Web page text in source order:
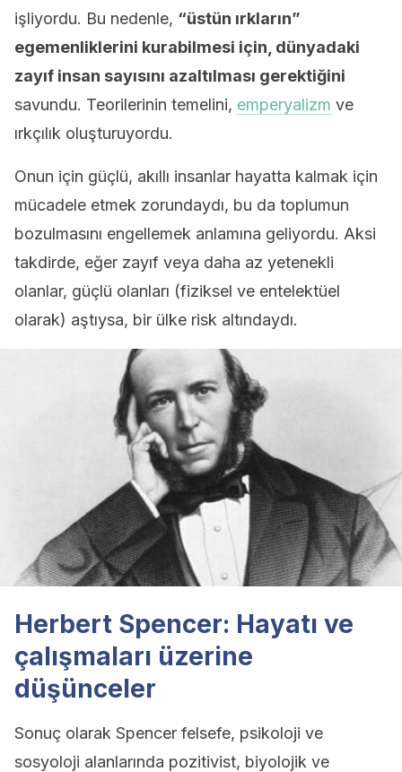
işliyordu. Bu nedenle, “üstün ırkların”
egemenliklerini kurabilmesi için, dünyadaki
zayıf insan sayısını azaltılması gerektiğini
savundu. Teorilerinin temelini, emperyalizm ve
ırkçılık oluşturuyordu.
Onun için güçlü, akıllı insanlar hayatta kalmak için
mücadele etmek zorundaydı, bu da toplumun
bozulmasını engellemek anlamına geliyordu. Aksi
takdirde, eğer zayıf veya daha az yetenekli
olanlar, güçlü olanları (fiziksel ve entelektüel
olarak) aştıysa, bir ülke risk altındaydı.
Herbert Spencer: Hayatı ve
çalışmaları üzerine
düşünceler
Sonuç olarak Spencer felsefe, psikoloji ve
sosyoloji alanlarında pozitivist, biyolojik ve